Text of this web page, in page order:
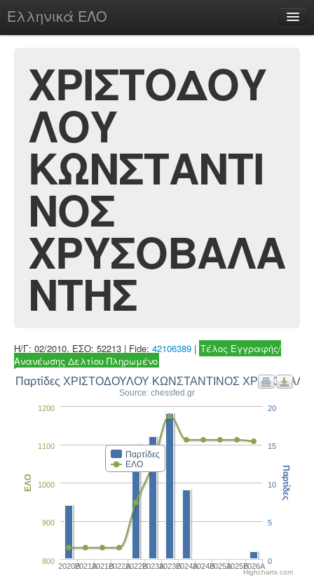
Ελληνικά ΕΛΟ
chesstu.be @ discord
Login
ΧΡΙΣΤΟΔΟΥ
ΛΟΥ
ΚΩΝΣΤΑΝΤΙ
ΝΟΣ
ΧΡΥΣΟΒΑΛΑ
ΝΤΗΣ
Η/Γ: 02/2010, ΕΣΟ: 52213 | Fide: 42106389 | Τέλος Εγγραφής/
Ανανέωσης Δελτίου Πληρωμένο
Παρτίδες ΧΡΙΣΤΟΔΟΥΛΟΥ ΚΩΝΣΤΑΝΤΙΝΟΣ
Source: chessfed.gr
Παρτίδες
ΕΛΟ
2020B2021A2021B2022A2022B2023Α2023B2024A2024B2025A2025B2026A
800
900
1000
1100
1200
ΕΛΟ
0
5
10
15
20
Παρτίδες
Highcharts.com